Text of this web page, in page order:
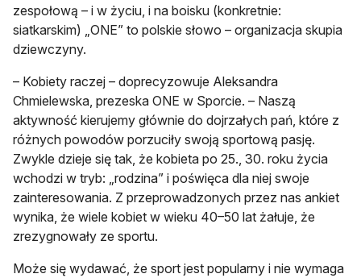
zespołową – i w życiu, i na boisku (konkretnie:
siatkarskim) „ONE” to polskie słowo – organizacja skupia
dziewczyny.
– Kobiety raczej – doprecyzowuje Aleksandra
Chmielewska, prezeska ONE w Sporcie. – Naszą
aktywność kierujemy głównie do dojrzałych pań, które z
różnych powodów porzuciły swoją sportową pasję.
Zwykle dzieje się tak, że kobieta po 25., 30. roku życia
wchodzi w tryb: „rodzina” i poświęca dla niej swoje
zainteresowania. Z przeprowadzonych przez nas ankiet
wynika, że wiele kobiet w wieku 40–50 lat żałuje, że
zrezygnowały ze sportu.
Może się wydawać, że sport jest popularny i nie wymaga